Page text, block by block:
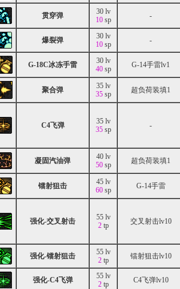
贯穿弹
30 lv
10sp -
爆裂弹
30 lv
10sp -
G-18C冰冻手雷
30 lv
40sp G-14手雷lv1
聚合弹
35 lv
35sp 超负荷装填1
C4飞弹
35 lv
35sp -
凝固汽油弹
40 lv
50sp 超负荷装填1
镭射狙击
45 lv
60sp G-14手雷
强化-交叉射击
55 lv
2tp 交叉射击lv10
强化-镭射狙击
55 lv
2tp 镭射狙击lv10
强化-C4飞弹
55 lv
2tp C4飞弹lv10